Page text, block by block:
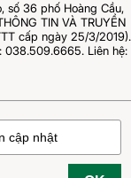
số 36 phố Hoàng Cầu,
TIN VÀ TRUYỀN
cấp ngày 25/3/2019).
038.509.6665. Liên hệ: